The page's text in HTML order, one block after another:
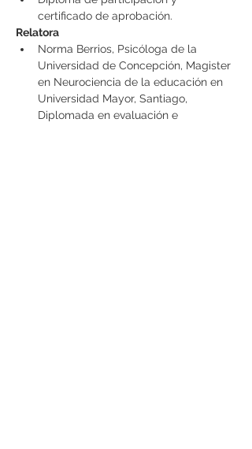
certificado de aprobación.
Relatora
Norma Berrios, Psicóloga de la
Universidad de Concepción, Magister
en Neurociencia de la educación en
Universidad Mayor, Santiago,
Diplomada en evaluación e